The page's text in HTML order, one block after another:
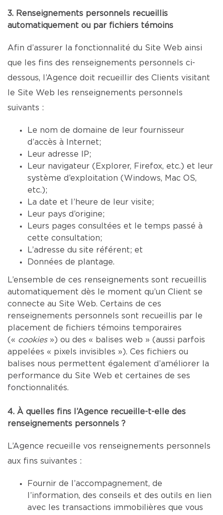
3. Renseignements personnels recueillis
automatiquement ou par fichiers témoins
Afin d’assurer la fonctionnalité du Site Web ainsi
que les fins des renseignements personnels ci-
dessous, l’Agence doit recueillir des Clients visitant
le Site Web les renseignements personnels
suivants :
Le nom de domaine de leur fournisseur
d’accès à Internet;
Leur adresse IP;
Leur navigateur (Explorer, Firefox, etc.) et leur
système d’exploitation (Windows, Mac OS,
etc.);
La date et l’heure de leur visite;
Leur pays d’origine;
Leurs pages consultées et le temps passé à
cette consultation;
L’adresse du site référent; et
Données de plantage.
L’ensemble de ces renseignements sont recueillis
automatiquement dès le moment qu’un Client se
connecte au Site Web. Certains de ces
renseignements personnels sont recueillis par le
placement de fichiers témoins temporaires
(« cookies») ou des « balises web » (aussi parfois
appelées « pixels invisibles »). Ces fichiers ou
balises nous permettent également d’améliorer la
performance du Site Web et certaines de ses
fonctionnalités.
4. À quelles fins l’Agence recueille-t-elle des
renseignements personnels ?
L’Agence recueille vos renseignements personnels
aux fins suivantes :
Fournir de l’accompagnement, de
l’information, des conseils et des outils en lien
avec les transactions immobilières que vous